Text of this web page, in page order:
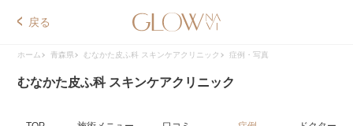
戻る
ホーム 青森県 むなかた皮ふ科 スキンケアクリニック 症例・写真
むなかた皮ふ科 スキンケアクリニック